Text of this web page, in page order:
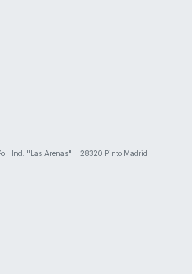
Ind. "Las Arenas" · 28320 Pinto Madrid